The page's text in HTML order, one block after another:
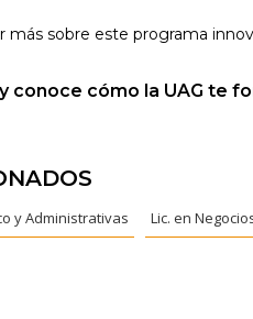
más sobre este programa
conoce cómo la UAG te
y Administrativas Lic. en